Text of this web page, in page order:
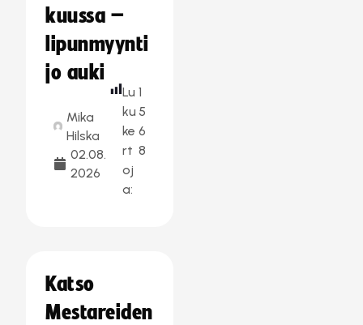
kuussa –
lipunmyynti
jo auki
Mika
Hilska
02.08.
2026
Lu
ku
ke
rt
oj
a:
1
5
6
8
Katso
Mestareiden